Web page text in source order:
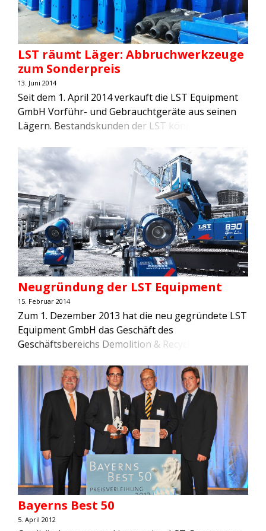
LST räumt Läger: Abbruchwerkzeuge
zum Sonderpreis
13. Juni 2014
Seit dem 1. April 2014 verkauft die LST Equipment
GmbH Vorführ- und Gebrauchtgeräte aus seinen
Lägern. Bestandskunden der LST können in
Abbruchwerkzeuge – Abbruchgreifer,
Staubbindeanlagen, Abbruchzangen und
Pulverisierer – zu Vorzugspreisen erwerben. Im
Zuge der Umstellung der Servicestationen,
bestehend aus eigenen LST Kundencentern und
über 30 Vertriebs- und Servicepartner […]
Neugründung der LST Equipment
15. Februar 2014
Zum 1. Dezember 2013 hat die neu gegründete LST
Equipment GmbH das Geschäft des
Geschäftsbereichs Demolition & Recycling der LST
Unternehmens ist der langjährige LST-Mitarbeiter
Ekkehard Gränz. Unter der neuen Gesellschaft LST
Equip-ment GmbH produziert, verkauft, ver-mietet
und repariert LST Demolition & Recycling
Anbaugeräte für Abbruch und Recycling sowie
Staubbindeanlagen. Das […]
Bayerns Best 50
5. April 2012